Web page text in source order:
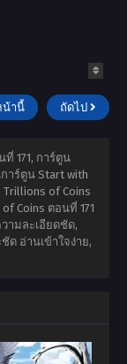
น้านี้ ถัดไป
171, การ์ตูน
าร์ตูน Start with
of Coins
Coins ตอนที่ 171
ามละเอียดชัด,
ด อ่านเข้าใจง่าย,